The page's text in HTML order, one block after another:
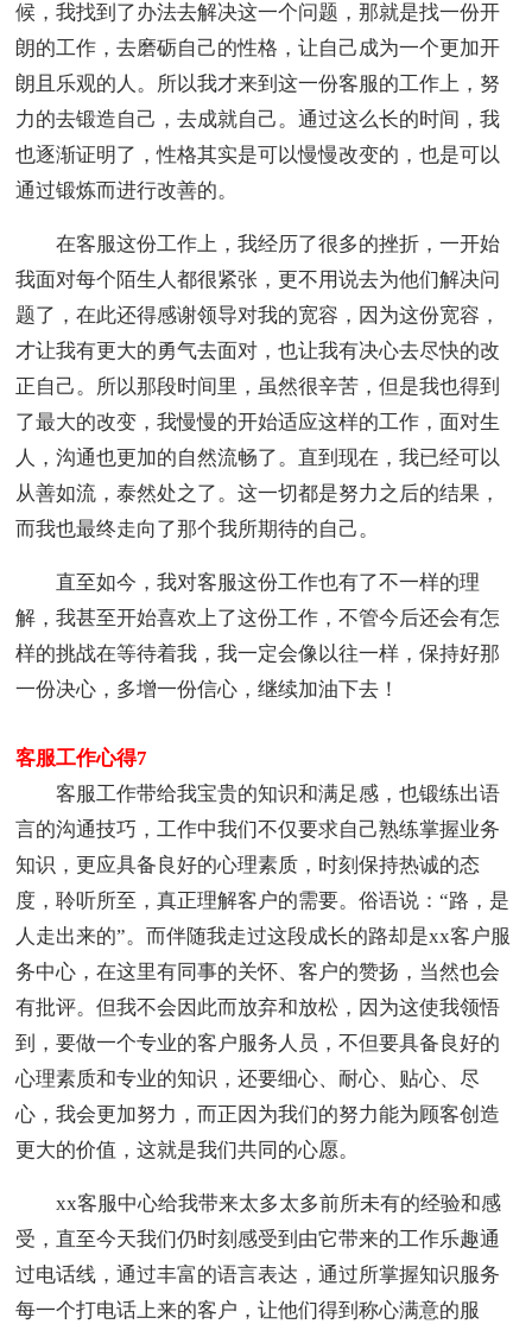
候，我找到了办法去解决这一个问题，那就是找一份开
朗的工作，去磨砺自己的性格，让自己成为一个更加开
朗且乐观的人。所以我才来到这一份客服的工作上，努
力的去锻造自己，去成就自己。通过这么长的时间，我
也逐渐证明了，性格其实是可以慢慢改变的，也是可以
通过锻炼而进行改善的。
在客服这份工作上，我经历了很多的挫折，一开始
我面对每个陌生人都很紧张，更不用说去为他们解决问
题了，在此还得感谢领导对我的宽容，因为这份宽容，
才让我有更大的勇气去面对，也让我有决心去尽快的改
正自己。所以那段时间里，虽然很辛苦，但是我也得到
了最大的改变，我慢慢的开始适应这样的工作，面对生
人，沟通也更加的自然流畅了。直到现在，我已经可以
从善如流，泰然处之了。这一切都是努力之后的结果，
而我也最终走向了那个我所期待的自己。
直至如今，我对客服这份工作也有了不一样的理
解，我甚至开始喜欢上了这份工作，不管今后还会有怎
样的挑战在等待着我，我一定会像以往一样，保持好那
一份决心，多增一份信心，继续加油下去！
客服工作心得7
客服工作带给我宝贵的知识和满足感，也锻练出语
言的沟通技巧，工作中我们不仅要求自己熟练掌握业务
知识，更应具备良好的心理素质，时刻保持热诚的态
度，聆听所至，真正理解客户的需要。俗语说：“路，是
人走出来的”。而伴随我走过这段成长的路却是xx客户服
务中心，在这里有同事的关怀、客户的赞扬，当然也会
有批评。但我不会因此而放弃和放松，因为这使我领悟
到，要做一个专业的客户服务人员，不但要具备良好的
心理素质和专业的知识，还要细心、耐心、贴心、尽
心，我会更加努力，而正因为我们的努力能为顾客创造
更大的价值，这就是我们共同的心愿。
xx客服中心给我带来太多太多前所未有的经验和感
受，直至今天我们仍时刻感受到由它带来的工作乐趣通
过电话线，通过丰富的语言表达，通过所掌握知识服务
每一个打电话上来的客户，让他们得到称心满意的服